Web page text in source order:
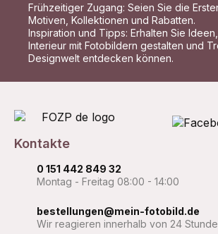
Frühzeitiger Zugang: Seien Sie die
Motiven, Kollektionen und Rabatten.
Inspiration und Tipps: Erhalten Sie
Interieur mit Fotobildern gestalten und
Designwelt entdecken können.
Kontakte
0 151 442 849 32
Montag - Freitag 08:00 - 14:00
bestellungen@mein-fotobild.de
Wir reagieren innerhalb von 24